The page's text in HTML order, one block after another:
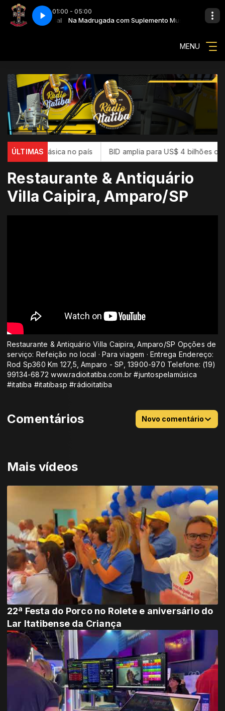
01:00 - 05:00
Musical Na Madrugada com Suplemento Musical
O' Mine Guns N' Roses - Sweet Child O' Mine
MENU
ÚLTIMAS
básica no país BID amplia para US$ 4 bilhões o fundo
Restaurante & Antiquário
Villa Caipira, Amparo/SP
Mais vídeos
22ª Festa do Porco no Rolete e aniversário do
Lar Itatibense da Criança
Restaurante & Antiquário Villa Caipira, Amparo/SP Opções de
serviço: Refeição no local · Para viagem · Entrega Endereço:
Rod Sp360 Km 127,5, Amparo - SP, 13900-970 Telefone: (19)
99134-6872 www.radioitatiba.com.br #juntospelamúsica
#itatiba #itatibasp #rádioitatiba
Comentários Novo comentário